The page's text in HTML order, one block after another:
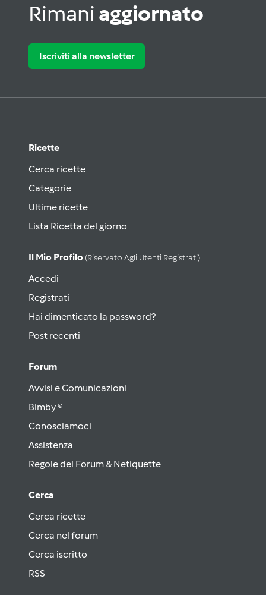
Rimani aggiornato
Iscriviti alla newsletter
Ricette
Cerca ricette
Categorie
Ultime ricette
Lista Ricetta del giorno
Il Mio Profilo (riservato Agli Utenti Registrati)
Accedi
Registrati
Hai dimenticato la password?
Post recenti
Forum
Avvisi e Comunicazioni
Bimby ®
Conosciamoci
Assistenza
Regole del Forum & Netiquette
Cerca
Cerca ricette
Cerca nel forum
Cerca iscritto
RSS